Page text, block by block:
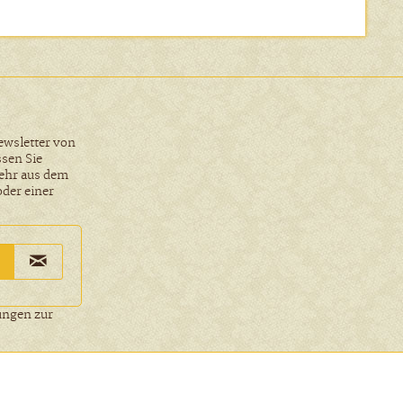
von
Sie
aus dem
einer
zur
anders beschrieben